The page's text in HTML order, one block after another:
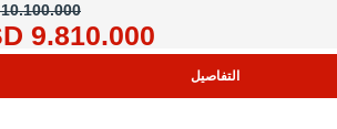
10.100.000 USD
9.810.000 USD
التفاصيل